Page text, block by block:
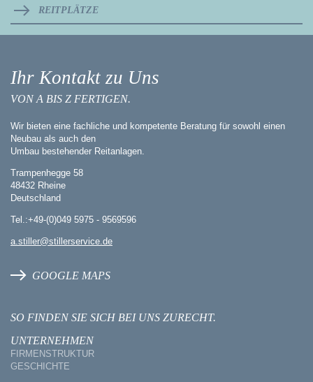
REITPLÄTZE
Ihr Kontakt zu Uns
VON A BIS Z FERTIGEN.
Wir bieten eine fachliche und kompetente Beratung für sowohl einen
Neubau als auch den
Umbau bestehender Reitanlagen.
Trampenhegge 58
48432 Rheine
Deutschland
Tel.:+49-(0)049 5975 - 9569596
a.stiller@stillerservice.de
GOOGLE MAPS
SO FINDEN SIE SICH BEI UNS ZURECHT.
UNTERNEHMEN
FIRMENSTRUKTUR
GESCHICHTE